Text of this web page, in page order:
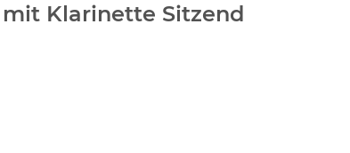
Klarinette Sitzend